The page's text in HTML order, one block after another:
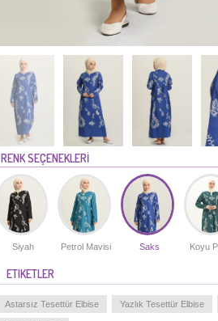
RENK SEÇENEKLERİ
Siyah Petrol Mavisi Saks Koyu
ETIKETLER
Astarsız Tesettür Elbise Yazlık Tesettür Elbise